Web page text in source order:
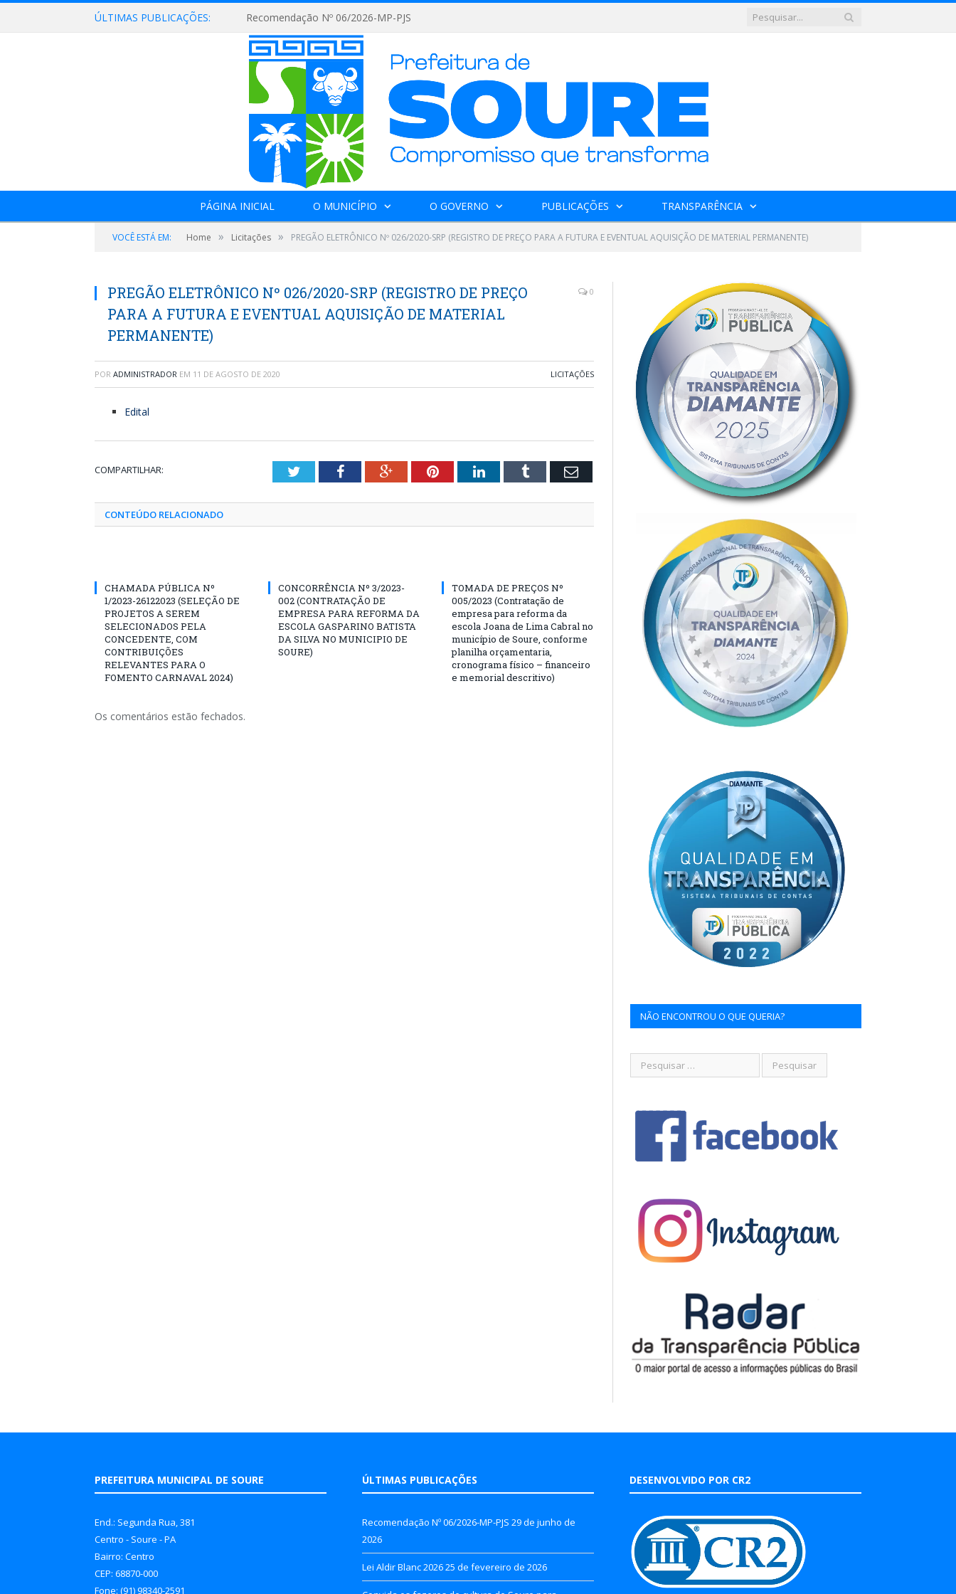
ÚLTIMAS PUBLICAÇÕES: Recomendação Nº 06/2026-MP-PJS
PÁGINA INICIAL O MUNICÍPIO O GOVERNO PUBLICAÇÕES TRANSPARÊNCIA
VOCÊ ESTÁ EM: Home » Licitações » PREGÃO ELETRÔNICO Nº 026/2020-SRP (REGISTRO DE PREÇO PARA A FUTURA E EVENTUAL AQUISIÇÃO DE MATERIAL PERMANENTE)
PREGÃO ELETRÔNICO Nº 026/2020-SRP (REGISTRO DE PREÇO
PARA A FUTURA E EVENTUAL AQUISIÇÃO DE MATERIAL
PERMANENTE)
0
POR ADMINISTRADOR EM 11 DE AGOSTO DE 2020 LICITAÇÕES
Edital
COMPARTILHAR: TwitterFacebookGoogle+PinterestLinkedInTumblr Email
CONTEÚDO RELACIONADO
CHAMADA PÚBLICA Nº
1/2023-26122023 (SELEÇÃO DE
PROJETOS A SEREM
SELECIONADOS PELA
CONCEDENTE, COM
CONTRIBUIÇÕES
RELEVANTES PARA O
FOMENTO CARNAVAL 2024)
CONCORRÊNCIA Nº 3/2023-
002 (CONTRATAÇÃO DE
EMPRESA PARA REFORMA DA
ESCOLA GASPARINO BATISTA
DA SILVA NO MUNICIPIO DE
SOURE)
TOMADA DE PREÇOS Nº
005/2023 (Contratação de
empresa para reforma da
escola Joana de Lima Cabral no
município de Soure, conforme
planilha orçamentaria,
cronograma físico – financeiro
e memorial descritivo)
Os comentários estão fechados.
NÃO ENCONTROU O QUE QUERIA?
PREFEITURA MUNICIPAL DE SOURE
End.: Segunda Rua, 381
Centro - Soure - PA
Bairro: Centro
CEP: 68870-000
Fone: (91) 98340-2591
ÚLTIMAS PUBLICAÇÕES
Recomendação Nº 06/2026-MP-PJS 29 de junho de
2026
Lei Aldir Blanc 202625 de fevereiro de 2026
DESENVOLVIDO POR CR2